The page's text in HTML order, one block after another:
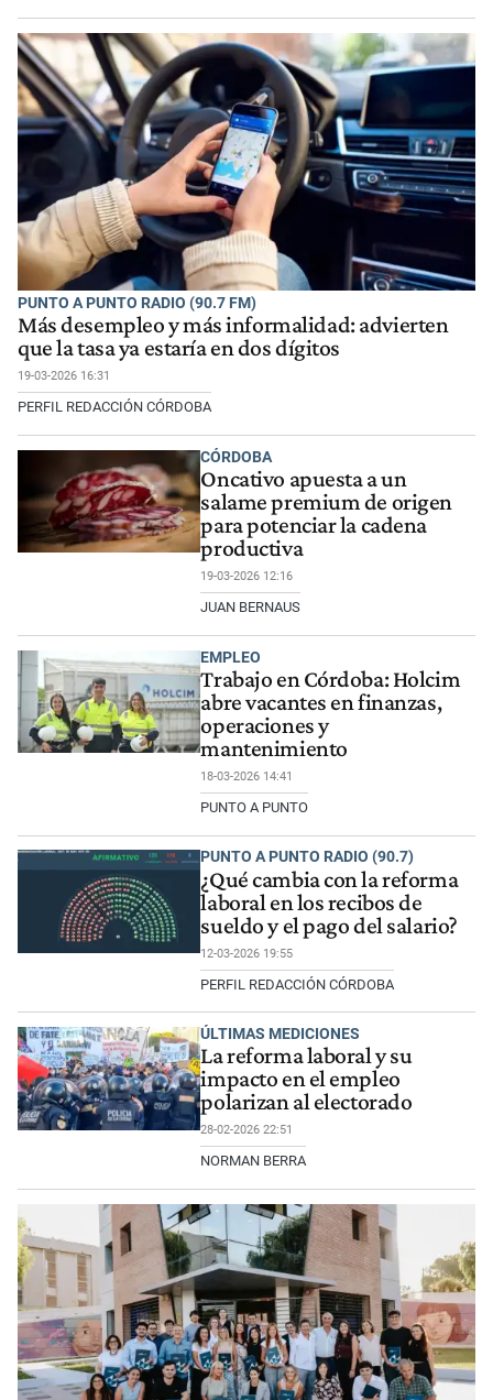
PUNTO A PUNTO RADIO (90.7 FM)
Más desempleo y más informalidad: advierten
que la tasa ya estaría en dos dígitos
19-03-2026 16:31
PERFIL REDACCIÓN CÓRDOBA
CÓRDOBA
Oncativo apuesta a un
salame premium de origen
para potenciar la cadena
productiva
19-03-2026 12:16
JUAN BERNAUS
EMPLEO
Trabajo en Córdoba: Holcim
abre vacantes en finanzas,
operaciones y
mantenimiento
18-03-2026 14:41
PUNTO A PUNTO
PUNTO A PUNTO RADIO (90.7)
¿Qué cambia con la reforma
laboral en los recibos de
sueldo y el pago del salario?
12-03-2026 19:55
PERFIL REDACCIÓN CÓRDOBA
ÚLTIMAS MEDICIONES
La reforma laboral y su
impacto en el empleo
polarizan al electorado
28-02-2026 22:51
NORMAN BERRA